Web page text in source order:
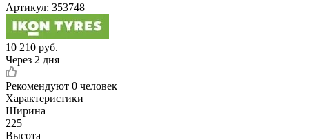
Артикул: 353748
10 210 руб.
Через 2 дня
Рекомендуют 0 человек
Характеристики
Ширина
225
Высота